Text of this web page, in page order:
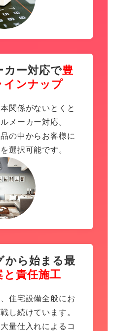
カー対応で豊
インナップ
関係がないとくと
メーカー対応。
の中からお客様に
選択可能です。
から始まる最
と責任施工
住宅設備全般にお
し続けています。
量仕入れによるコ